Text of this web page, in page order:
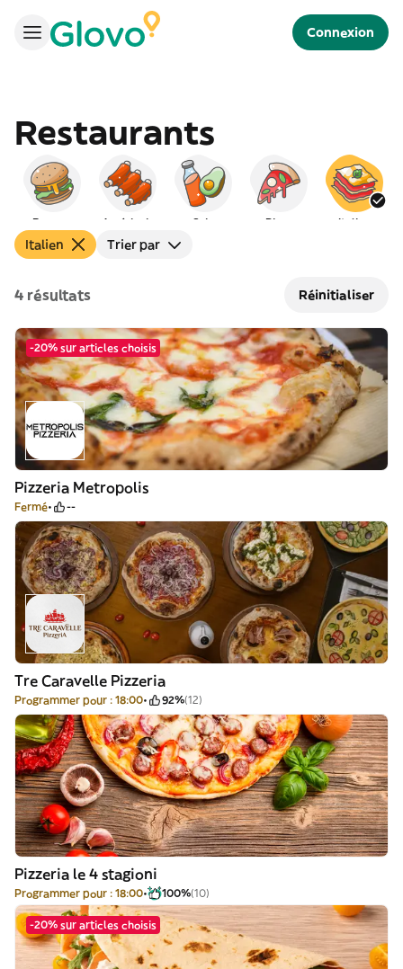
Connexion
Restaurants
Burgers Américain Sain Pizza Italien
Italien Trier par
4 résultats Réinitialiser
-20% sur articles choisis
Pizzeria Metropolis
Fermé --
Tre Caravelle Pizzeria
Programmer pour : 18:00 92%(12)
Pizzeria le 4 stagioni
Programmer pour : 18:00 100%(10)
-20% sur articles choisis